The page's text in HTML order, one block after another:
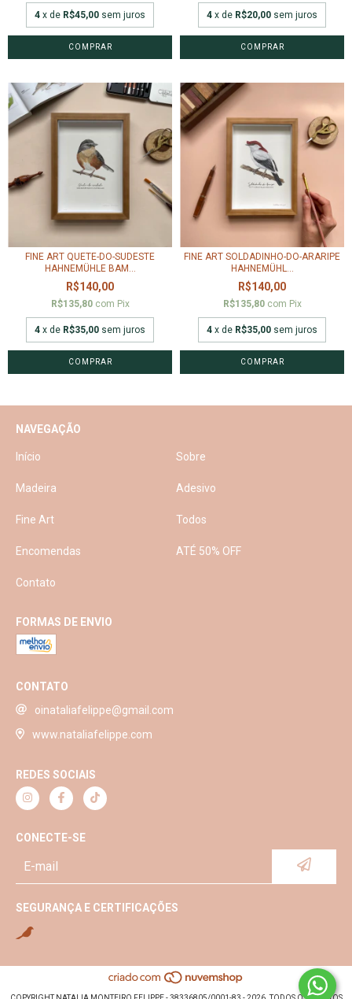
4 x de R$45,00 sem juros
COMPRAR
4 x de R$20,00 sem juros
COMPRAR
FINE ART QUETE-DO-SUDESTE
HAHNEMÜHLE BAM...
R$140,00
R$135,80 com Pix
4 x de R$35,00 sem juros
COMPRAR
FINE ART SOLDADINHO-DO-ARARIPE
HAHNEMÜHL...
R$140,00
R$135,80 com Pix
4 x de R$35,00 sem juros
COMPRAR
NAVEGAÇÃO
Início Sobre
Madeira Adesivo
Fine Art Todos
Encomendas ATÉ 50% OFF
Contato
FORMAS DE ENVIO
CONTATO
oinataliafelippe@gmail.com
www.nataliafelippe.com
REDES SOCIAIS
CONECTE-SE
SEGURANÇA E CERTIFICAÇÕES